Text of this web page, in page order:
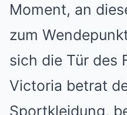
Moment, an
zum
sich die Tür des
Victoria betrat
Sportkleidung,